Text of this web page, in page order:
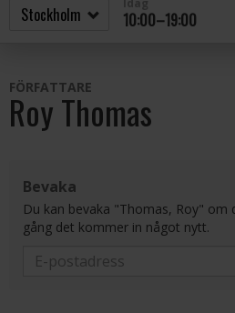
10:00–19:00
FÖRFATTARE
Roy Thomas
Bevaka
Du kan bevaka "Thomas, Roy" om
gång det kommer in något nytt.